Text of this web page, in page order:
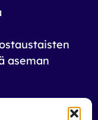
aseman